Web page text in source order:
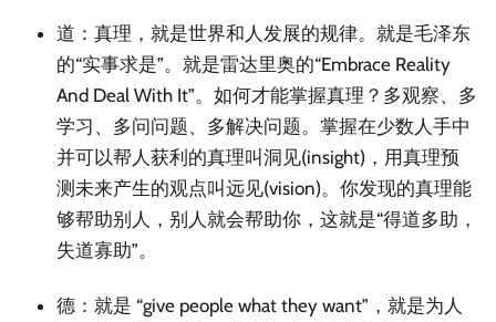
道：真理，就是世界和人发展的规律。就是毛泽东
的“实事求是”。就是雷达里奥的“Embrace Reality
And Deal With It”。如何才能掌握真理？多观察、多
学习、多问问题、多解决问题。掌握在少数人手中
并可以帮人获利的真理叫洞见(insight)，用真理预
测未来产生的观点叫远见(vision)。你发现的真理能
够帮助别人，别人就会帮助你，这就是“得道多助，
失道寡助”。
德：就是 “give people what they want”，就是为人